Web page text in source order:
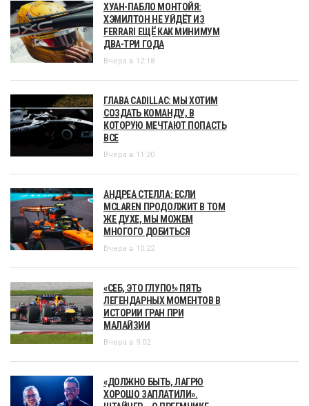
ХУАН-ПАБЛО МОНТОЙЯ:
ХЭМИЛТОН НЕ УЙДЁТ ИЗ
FERRARI ЕЩЁ КАК МИНИМУМ
ДВА-ТРИ ГОДА
Вчера в 12:18
ГЛАВА CADILLAC: МЫ ХОТИМ
СОЗДАТЬ КОМАНДУ, В
КОТОРУЮ МЕЧТАЮТ ПОПАСТЬ
ВСЕ
Вчера в 11:20
АНДРЕА СТЕЛЛА: ЕСЛИ
MCLAREN ПРОДОЛЖИТ В ТОМ
ЖЕ ДУХЕ, МЫ МОЖЕМ
МНОГОГО ДОБИТЬСЯ
Вчера в 10:22
«СЕБ, ЭТО ГЛУПО!» ПЯТЬ
ЛЕГЕНДАРНЫХ МОМЕНТОВ В
ИСТОРИИ ГРАН ПРИ
МАЛАЙЗИИ
Вчера в 9:02
«ДОЛЖНО БЫТЬ, ЛАГРЮ
ХОРОШО ЗАПЛАТИЛИ».